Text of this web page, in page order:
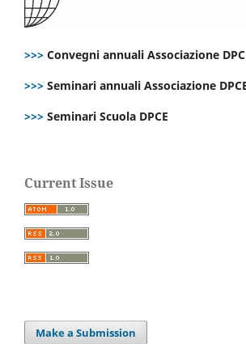
>>> Convegni annuali Associazione
>>> Seminari annuali Associazione
>>> Seminari Scuola DPCE
Current Issue
Make a Submission